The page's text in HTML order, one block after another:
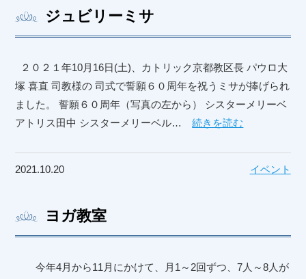
ジュビリーミサ
２０２１年10月16日(土)、カトリック京都教区長 パウロ大
塚 喜直 司教様の 司式で誓願６０周年を祝うミサが捧げられ
ました。 誓願６０周年（写真の左から） シスターメリーベ
アトリス田中 シスターメリーベル…続きを読む
2021.10.20 イベント
ヨガ教室
今年4月から11月にかけて、月1～2回ずつ、7人～8人が